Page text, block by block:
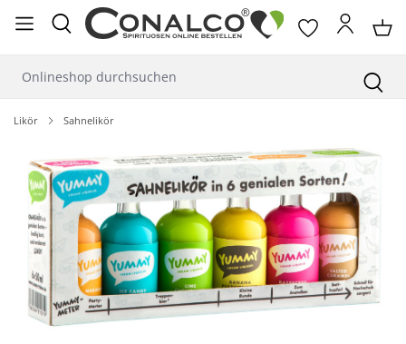
springen
Likör Sahnelikör